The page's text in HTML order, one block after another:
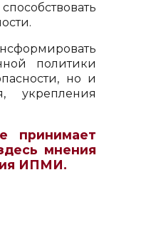
политики
но и
укрепления
принимает
мнения
ИПМИ.